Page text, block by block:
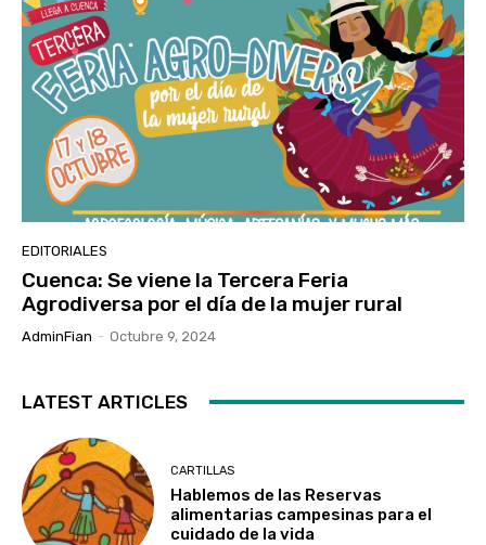
EDITORIALES
Cuenca: Se viene la Tercera Feria
Agrodiversa por el día de la mujer rural
AdminFian - Octubre 9, 2024
LATEST ARTICLES
CARTILLAS
Hablemos de las Reservas
alimentarias campesinas para el
cuidado de la vida